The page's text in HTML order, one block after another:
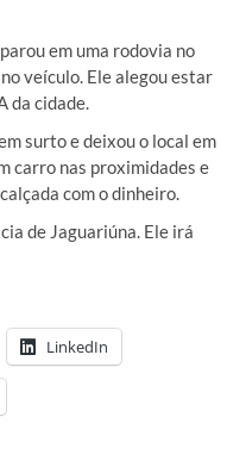
em uma rodovia no
veículo. Ele alegou estar
da cidade.
surto e deixou o local em
carro nas proximidades e
com o dinheiro.
de Jaguariúna. Ele irá
LinkedIn